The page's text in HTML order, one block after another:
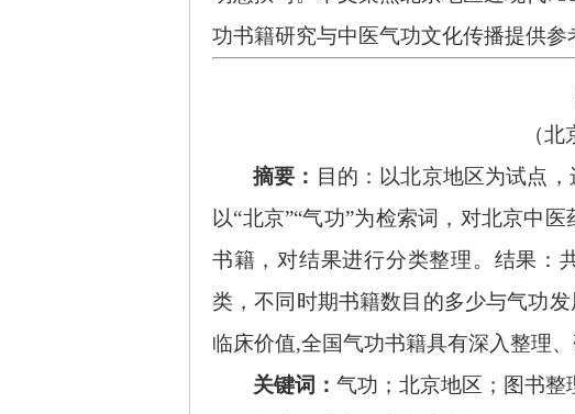
功书籍研究与中医气功文化传播提供参
（
摘要： 目的：以北京地区为试点
以“北京”“气功”为检索词，对北京中
书籍，对结果进行分类整理。结果：
类，不同时期书籍数目的多少与气功
临床价值,全国气功书籍具有深入整理
关键词： 气功；北京地区；图书整